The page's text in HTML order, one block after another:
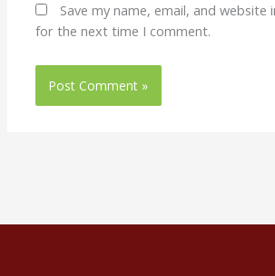
Save my name, email, and website
for the next time I comment.